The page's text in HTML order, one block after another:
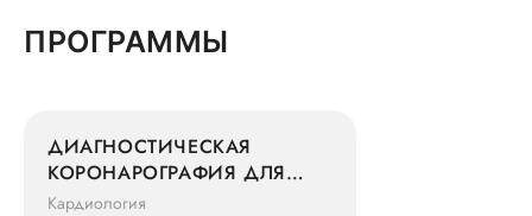
ПРОГРАММЫ
ДИАГНОСТИЧЕСКАЯ
КОРОНАРОГРАФИЯ ДЛЯ
АМБУЛАТОРНЫХ
Кардиология